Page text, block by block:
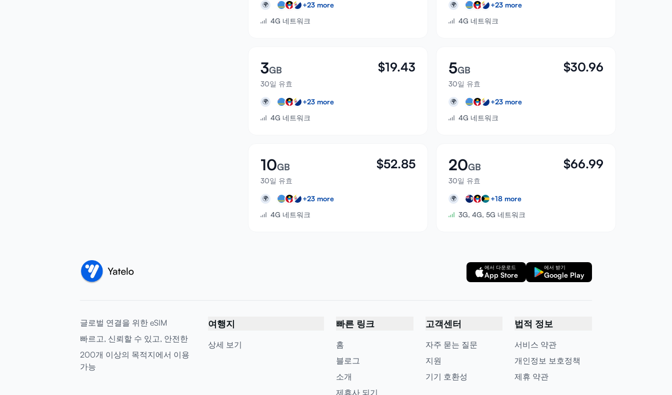
🌍 +23 more
4G 네트워크
🌍 +23 more
4G 네트워크
3GB
30일 유효
$19.43
🌍 +23 more
4G 네트워크
5GB
30일 유효
$30.96
🌍 +23 more
4G 네트워크
10GB
30일 유효
$52.85
🌍 +23 more
4G 네트워크
20GB
30일 유효
$66.99
🌍 +18 more
3G, 4G, 5G 네트워크
에서 다운로드
App Store
에서 받기
Google Play
글로벌 연결을 위한 eSIM
빠르고, 신뢰할 수 있고, 안전한
200개 이상의 목적지에서 이용
가능
여행지
상세 보기
빠른 링크
홈
블로그
소개
제휴사 되기
고객센터
자주 묻는 질문
지원
기기 호환성
법적 정보
서비스 약관
개인정보 보호정책
제휴 약관